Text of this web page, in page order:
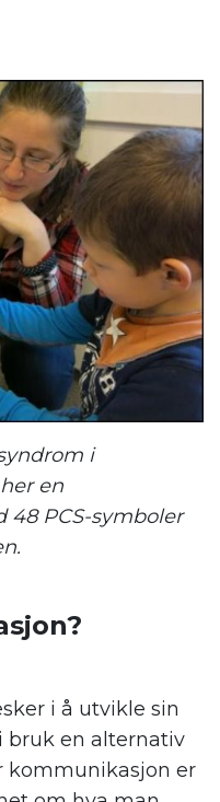
i
en
PCS-symboler
i å utvikle sin
bruk en alternativ
kommunikasjon er